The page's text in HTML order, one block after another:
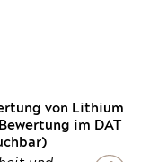
von Lithium
im DAT